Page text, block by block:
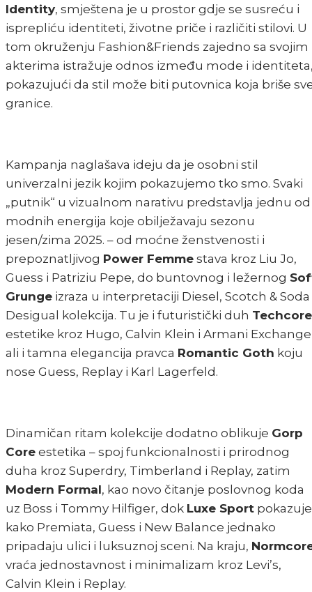
Identity, smještena je u prostor gdje se susreću i
isprepliću identiteti, životne priče i različiti stilovi. U
tom okruženju Fashion&Friends zajedno sa svojim
akterima istražuje odnos između mode i
pokazujući da stil može biti putovnica koja briše
granice.
Kampanja naglašava ideju da je osobni stil
univerzalni jezik kojim pokazujemo tko smo. Svaki
„putnik“ u vizualnom narativu predstavlja jednu od
modnih energija koje obilježavaju sezonu
jesen/zima 2025. – od moćne ženstvenosti i
prepoznatljivog Power Femme stava kroz Liu Jo,
Guess i Patriziu Pepe, do buntovnog i ležernog
Grunge izraza u interpretaciji Diesel, Scotch & Soda
Desigual kolekcija. Tu je i futuristički duh Techcore
estetike kroz Hugo, Calvin Klein i Armani
ali i tamna elegancija pravca Romantic Goth koju
nose Guess, Replay i Karl Lagerfeld.
Dinamičan ritam kolekcije dodatno oblikuje Gorp
Core estetika – spoj funkcionalnosti i prirodnog
duha kroz Superdry, Timberland i Replay, zatim
Modern Formal, kao novo čitanje poslovnog koda
uz Boss i Tommy Hilfiger, dok Luxe Sport pokazuje
kako Premiata, Guess i New Balance jednako
pripadaju ulici i luksuznoj sceni. Na kraju,
vraća jednostavnost i minimalizam kroz Levi’s,
Calvin Klein i Replay.